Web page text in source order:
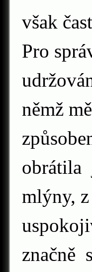
však
Pro
němž
obrátila
mlýny,
značně